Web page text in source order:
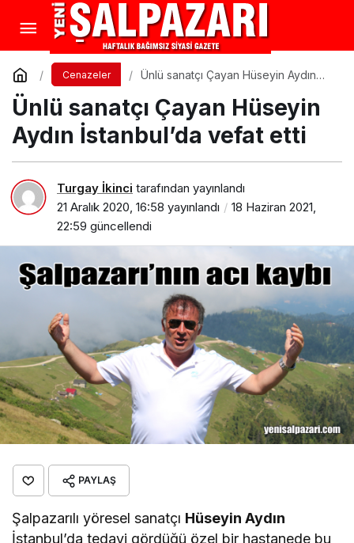
Cenazeler
Ünlü sanatçı Çayan Hüseyin Aydın
Ünlü sanatçı Çayan Hüseyin
Aydın İstanbul’da vefat etti
Turgay İkinci tarafından yayınlandı
21 Aralık 2020, 16:58 yayınlandı
18 Haziran 2021,
22:59 güncellendi
PAYLAŞ
Şalpazarılı yöresel sanatçı Hüseyin Aydın
İstanbul’da tedavi gördüğü özel bir hastanede bu